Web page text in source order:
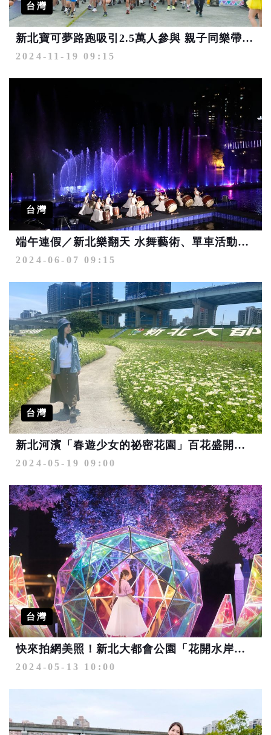
台灣
新北寶可夢路跑吸引2.5萬人參與 親子同樂帶動觀光熱潮
2024-11-19 09:15
台灣
端午連假／新北樂翻天 水舞藝術、單車活動滿檔
2024-06-07 09:15
台灣
新北河濱「春遊少女的祕密花園」百花盛開到6月
2024-05-19 09:00
台灣
快來拍網美照！新北大都會公園「花開水岸．春日藝遊展」太夢幻了
2024-05-13 10:00